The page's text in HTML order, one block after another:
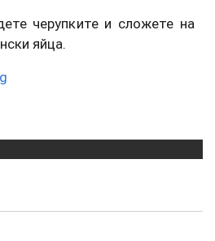
черупките и сложете на
яйца.